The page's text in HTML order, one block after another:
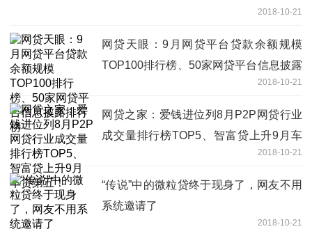
2018-10-21
网贷天眼：9月网贷平台贷款余额规模
TOP100排行榜、50家网贷平台信息披露
2018-10-21
网贷之家：爱钱进位列8月P2P网贷行业
成交量排行榜TOP5、智富贷上升9月车
2018-10-21
“传说”中的微粒贷终于现身了，网友不用
系统邀请了
2018-10-21